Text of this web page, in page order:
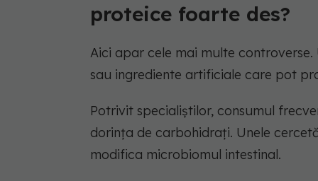
proteice foarte des?
Aici apar cele mai multe
sau ingrediente artificiale care pot
Potrivit specialiștilor, consumul
dorința de carbohidrați. Unele
modifica microbiomul intestinal.